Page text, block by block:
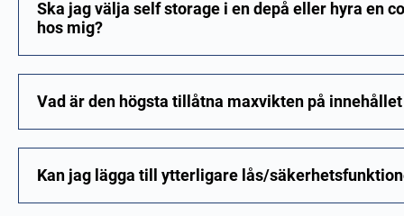
Ska jag välja self storage i en depå eller hyra en
hos mig?
Vad är den högsta tillåtna maxvikten på
Kan jag lägga till ytterligare lås/